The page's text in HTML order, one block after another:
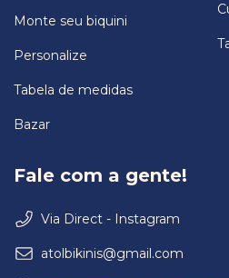
Monte seu biquini
Personalize
Tabela de medidas
Bazar
Fale com a gente!
Via Direct - Instagram
atolbikinis@gmail.com